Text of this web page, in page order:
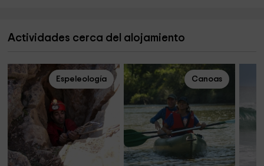
Actividades cerca del alojamiento
Espeleología Canoas